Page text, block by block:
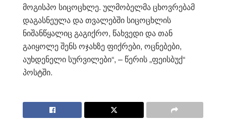
მოგისპო სიცოცხლე. ულმობელმა ცხოვრებამ
დაგასნეულა და თვალებში სიცოცხლის
ნიშანწყალიც გაგიქრო, წახვედი და თან
გაიყოლე შენს ოჯახზე ფიქრები, ოცნებები,
აუხდენელი სურვილები“, – წერის „ფეისბუქ“
პოსტში.